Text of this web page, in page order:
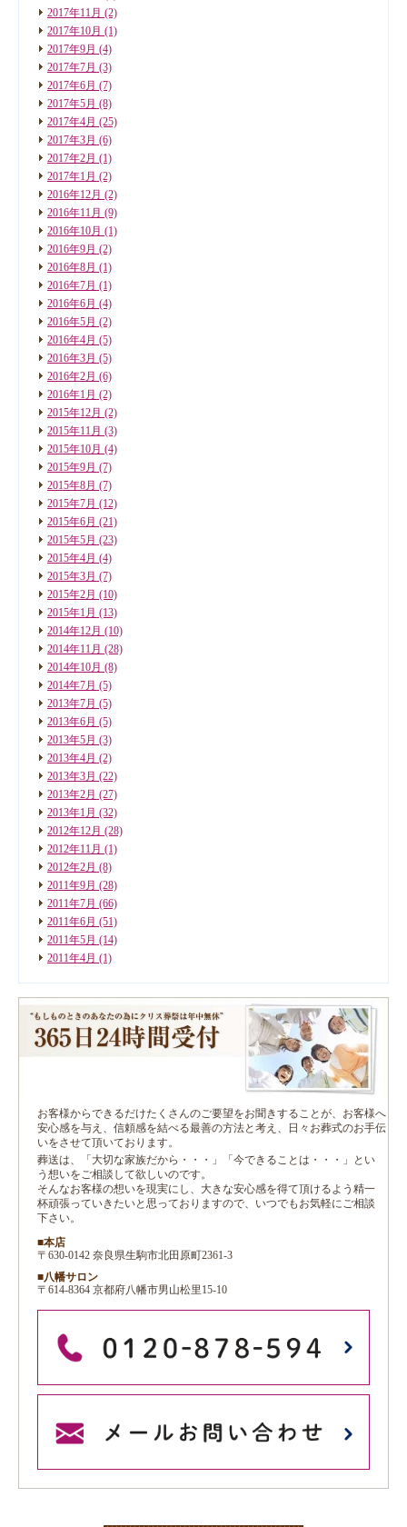
2017年11月 (2)
2017年10月 (1)
2017年9月 (4)
2017年7月 (3)
2017年6月 (7)
2017年5月 (8)
2017年4月 (25)
2017年3月 (6)
2017年2月 (1)
2017年1月 (2)
2016年12月 (2)
2016年11月 (9)
2016年10月 (1)
2016年9月 (2)
2016年8月 (1)
2016年7月 (1)
2016年6月 (4)
2016年5月 (2)
2016年4月 (5)
2016年3月 (5)
2016年2月 (6)
2016年1月 (2)
2015年12月 (2)
2015年11月 (3)
2015年10月 (4)
2015年9月 (7)
2015年8月 (7)
2015年7月 (12)
2015年6月 (21)
2015年5月 (23)
2015年4月 (4)
2015年3月 (7)
2015年2月 (10)
2015年1月 (13)
2014年12月 (10)
2014年11月 (28)
2014年10月 (8)
2014年7月 (5)
2013年7月 (5)
2013年6月 (5)
2013年5月 (3)
2013年4月 (2)
2013年3月 (22)
2013年2月 (27)
2013年1月 (32)
2012年12月 (28)
2012年11月 (1)
2012年2月 (8)
2011年9月 (28)
2011年7月 (66)
2011年6月 (51)
2011年5月 (14)
2011年4月 (1)
お客様からできるだけたくさんのご要望をお聞きすることが、お客様へ
安心感を与え、信頼感を結べる最善の方法と考え、日々お葬式のお手伝
いをさせて頂いております。
葬送は、「大切な家族だから・・・」「今できることは・・・」とい
う想いをご相談して欲しいのです。
そんなお客様の想いを現実にし、大きな安心感を得て頂けるよう精一
杯頑張っていきたいと思っておりますので、いつでもお気軽にご相談
下さい。
■本店
〒630-0142 奈良県生駒市北田原町2361-3
■八幡サロン
〒614-8364 京都府八幡市男山松里15-10